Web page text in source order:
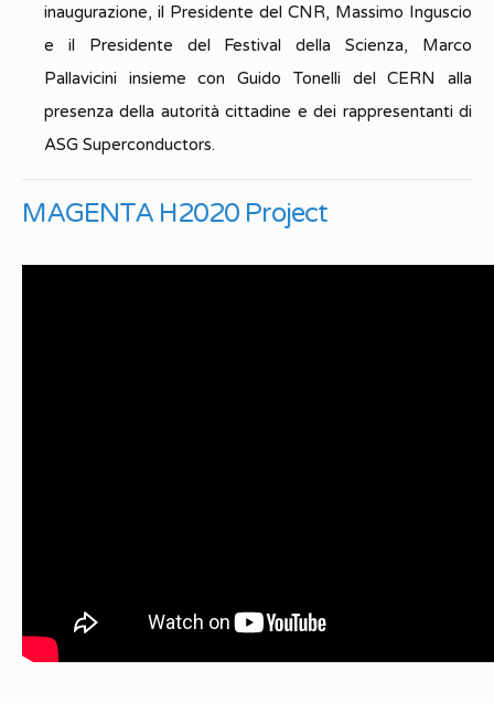
inaugurazione, il Presidente del CNR, Massimo Inguscio
e il Presidente del Festival della Scienza, Marco
Pallavicini insieme con Guido Tonelli del CERN alla
presenza della autorità cittadine e dei rappresentanti di
ASG Superconductors.
MAGENTA H2020 Project